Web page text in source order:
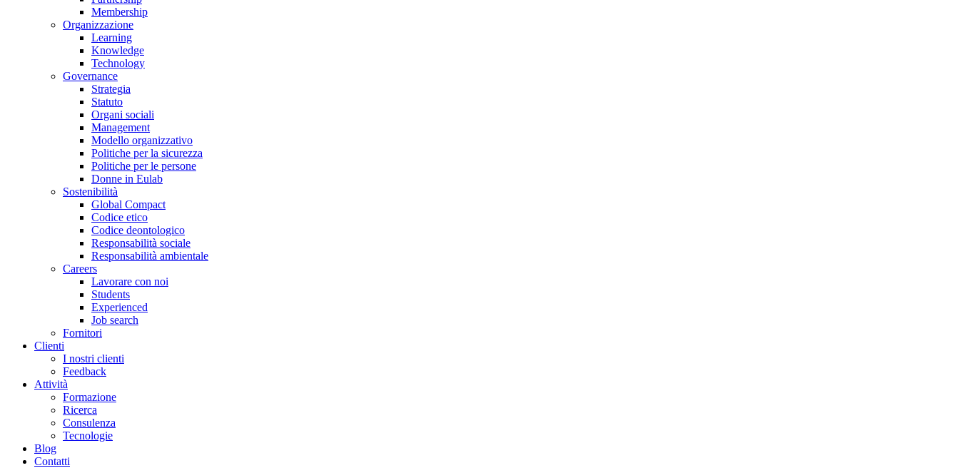
Membership
Organizzazione
Learning
Knowledge
Technology
Governance
Strategia
Statuto
Organi sociali
Management
Modello organizzativo
Politiche per la sicurezza
Politiche per le persone
Donne in Eulab
Sostenibilità
Global Compact
Codice etico
Codice deontologico
Responsabilità sociale
Responsabilità ambientale
Careers
Lavorare con noi
Students
Experienced
Job search
Fornitori
Clienti
I nostri clienti
Feedback
Attività
Formazione
Ricerca
Consulenza
Tecnologie
Blog
Contatti